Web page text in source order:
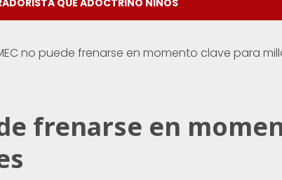
no puede frenarse en momento clave para
frenarse en